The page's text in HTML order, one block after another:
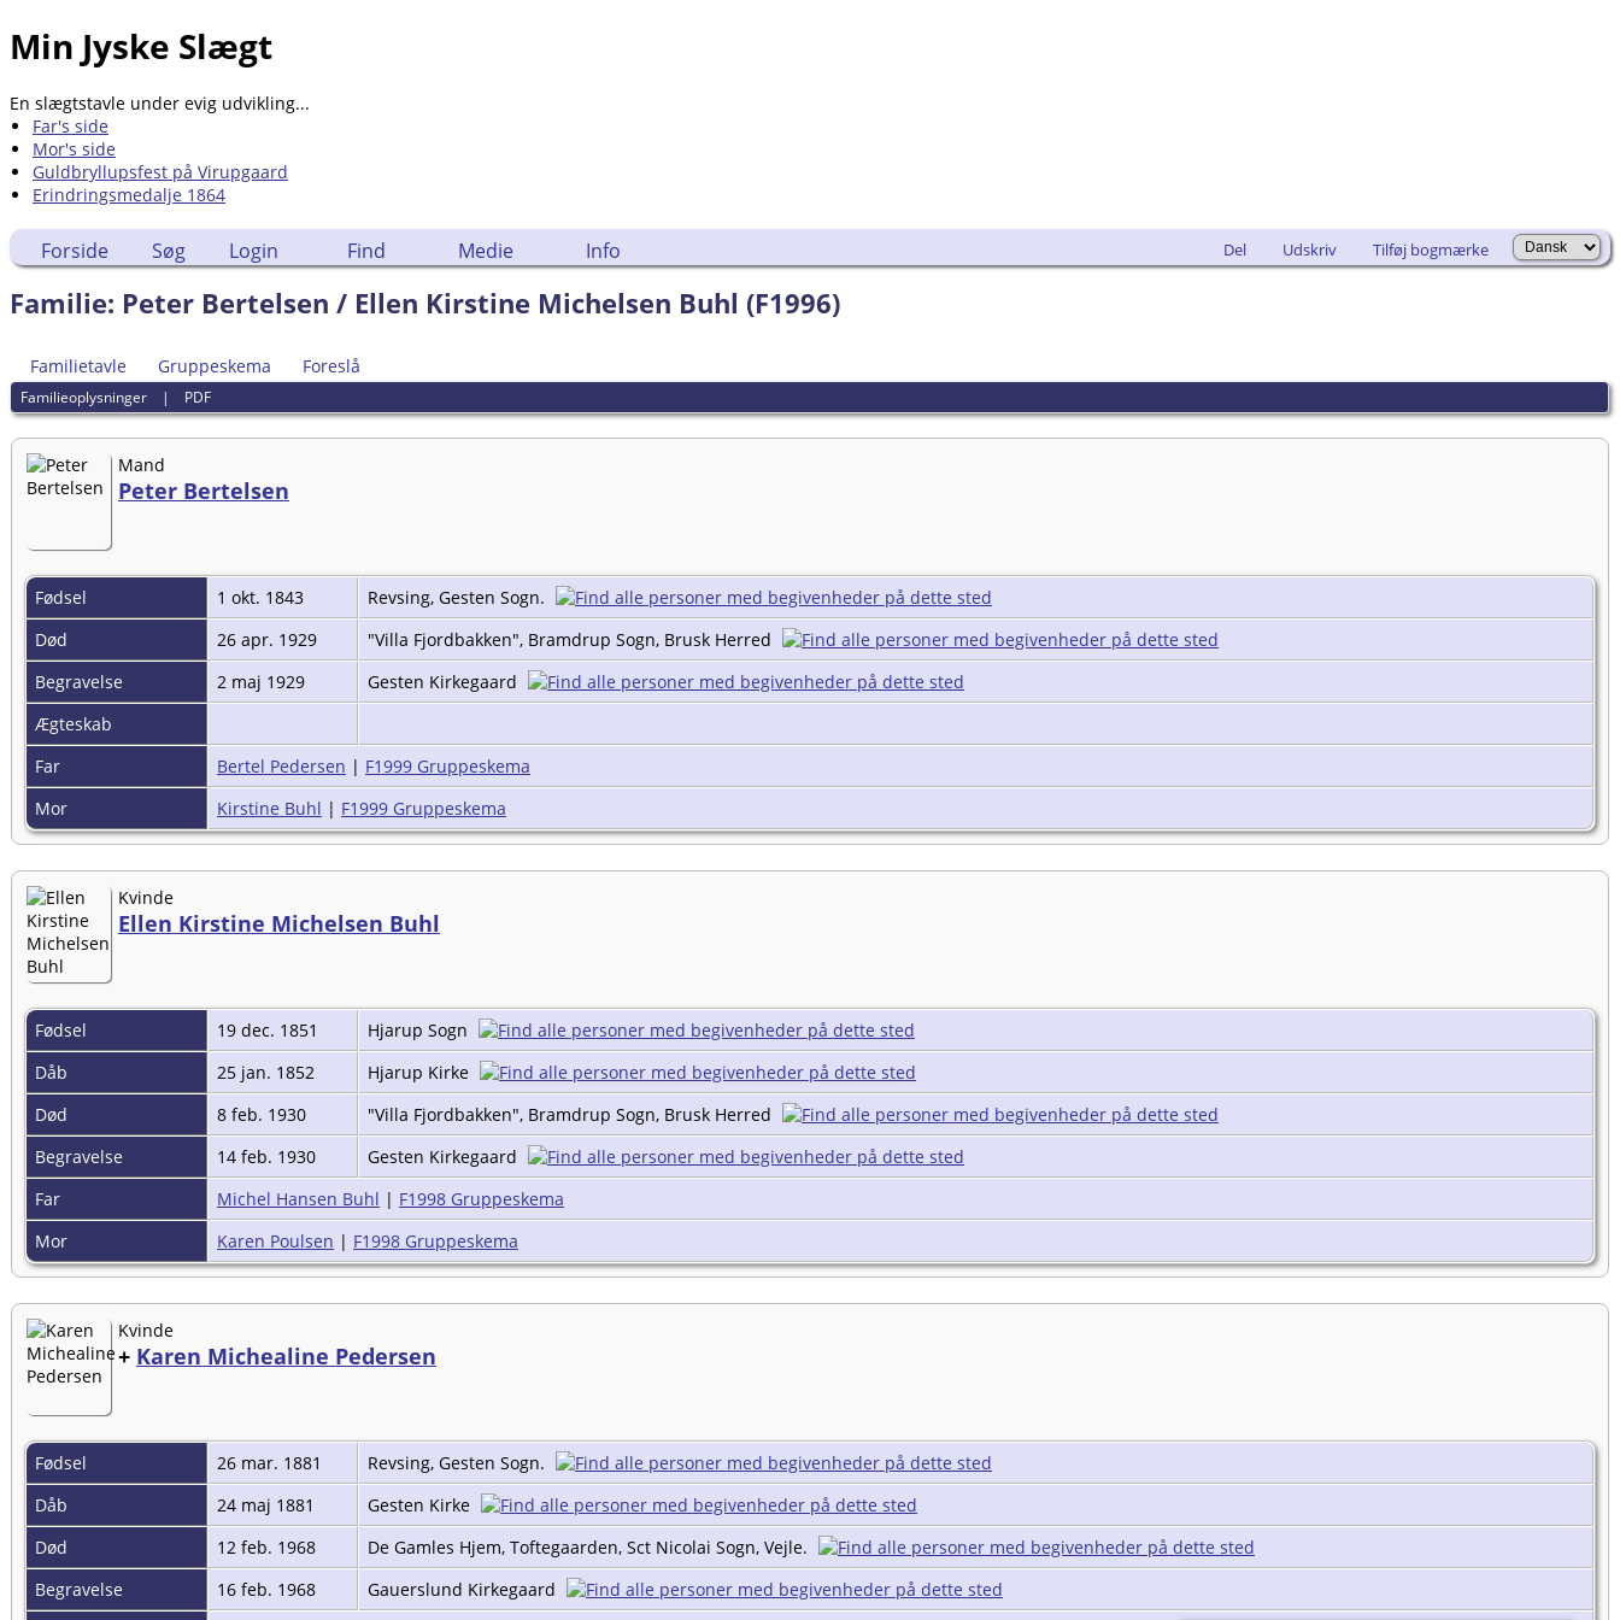
Min Jyske Slægt
En slægtstavle under evig udvikling...
Far's side
Mor's side
Guldbryllupsfest på Virupgaard
Erindringsmedalje 1864
Forside Søg Login Find Medie Info Del Udskriv Tilføj bogmærke
Familie: Peter Bertelsen / Ellen Kirstine Michelsen Buhl (F1996)
Familietavle Gruppeskema Foreslå
Familieoplysninger | PDF
Mand
Peter Bertelsen
Fødsel 1 okt. 1843
Revsing, Gesten Sogn.
Død
26 apr. 1929
"Villa Fjordbakken", Bramdrup Sogn, Brusk Herred
Begravelse
2 maj 1929
Gesten Kirkegaard
Ægteskab
Far
Bertel Pedersen | F1999 Gruppeskema
Mor
Kirstine Buhl | F1999 Gruppeskema
Kvinde
Ellen Kirstine Michelsen Buhl
Fødsel 19 dec. 1851
Hjarup Sogn
Dåb
25 jan. 1852
Hjarup Kirke
Død
8 feb. 1930
"Villa Fjordbakken", Bramdrup Sogn, Brusk Herred
Begravelse
14 feb. 1930
Gesten Kirkegaard
Far
Michel Hansen Buhl | F1998 Gruppeskema
Mor
Karen Poulsen | F1998 Gruppeskema
Kvinde
+ Karen Michealine Pedersen
Fødsel 26 mar. 1881
Revsing, Gesten Sogn.
Dåb
24 maj 1881
Gesten Kirke
Død
12 feb. 1968
De Gamles Hjem, Toftegaarden, Sct Nicolai Sogn, Vejle.
Begravelse
16 feb. 1968 Gauerslund Kirkegaard